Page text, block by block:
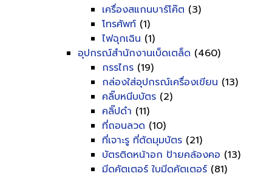
เครื่องสแกนบาร์โค๊ต (3)
โทรศัพท์ (1)
ไฟฉุกเฉิน (1)
อุปกรณ์สำนักงานเบ็ดเตล็ด (460)
กรรไกร (19)
กล่องใส่อุปกรณ์เครื่องเขียน (13)
คลิ๊บหนีบบัตร (2)
คลิ๊ปดำ (11)
ที่ถอนลวด (10)
ที่เจาะรู ที่ตัดมุมบัตร (21)
บัตรติดหน้าอก ป้ายคล้องคอ (13)
มีดคัตเตอร์ ใบมีดคัตเตอร์ (81)